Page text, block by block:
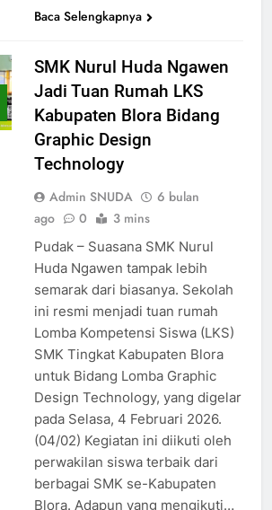
Baca Selengkapnya
SMK Nurul Huda Ngawen
Jadi Tuan Rumah LKS
Kabupaten Blora Bidang
Graphic Design
Technology
Admin SNUDA
6 bulan
ago
0 3 mins
Pudak – Suasana SMK Nurul
Huda Ngawen tampak lebih
semarak dari biasanya. Sekolah
ini resmi menjadi tuan rumah
Lomba Kompetensi Siswa (LKS)
SMK Tingkat Kabupaten Blora
untuk Bidang Lomba Graphic
Design Technology, yang digelar
pada Selasa, 4 Februari 2026.
(04/02) Kegiatan ini diikuti oleh
perwakilan siswa terbaik dari
berbagai SMK se-Kabupaten
Blora. Adapun yang mengikuti…